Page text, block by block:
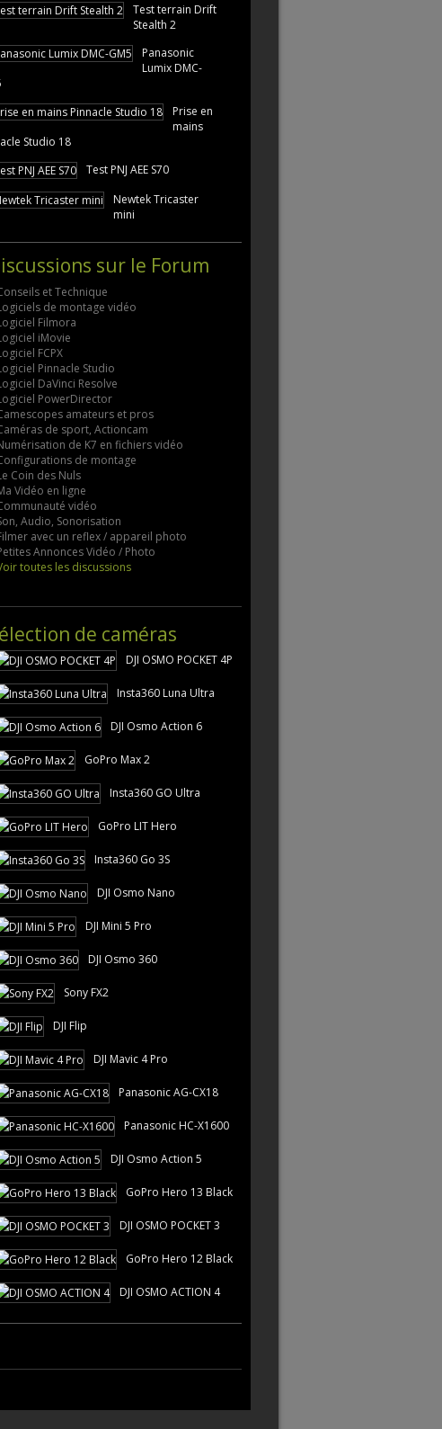
Test terrain Drift
Stealth 2
Panasonic
Lumix DMC-
Prise en
mains
Studio 18
Test PNJ AEE S70
Newtek Tricaster
mini
sur le Forum
et Technique
de montage vidéo
Filmora
iMovie
FCPX
Pinnacle Studio
DaVinci Resolve
PowerDirector
amateurs et pros
de sport, Actioncam
de K7 en fichiers vidéo
de montage
Coin des Nuls
Vidéo en ligne
vidéo
Audio, Sonorisation
avec un reflex / appareil photo
Annonces Vidéo / Photo
toutes les discussions
de caméras
DJI OSMO POCKET 4P
Insta360 Luna Ultra
DJI Osmo Action 6
GoPro Max 2
Insta360 GO Ultra
GoPro LIT Hero
Insta360 Go 3S
DJI Osmo Nano
DJI Mini 5 Pro
DJI Osmo 360
Sony FX2
DJI Flip
DJI Mavic 4 Pro
Panasonic AG-CX18
Panasonic HC-X1600
DJI Osmo Action 5
GoPro Hero 13 Black
DJI OSMO POCKET 3
GoPro Hero 12 Black
DJI OSMO ACTION 4